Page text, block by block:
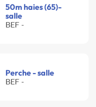
50m haies (65)-
salle
BEF -
Perche - salle
BEF -